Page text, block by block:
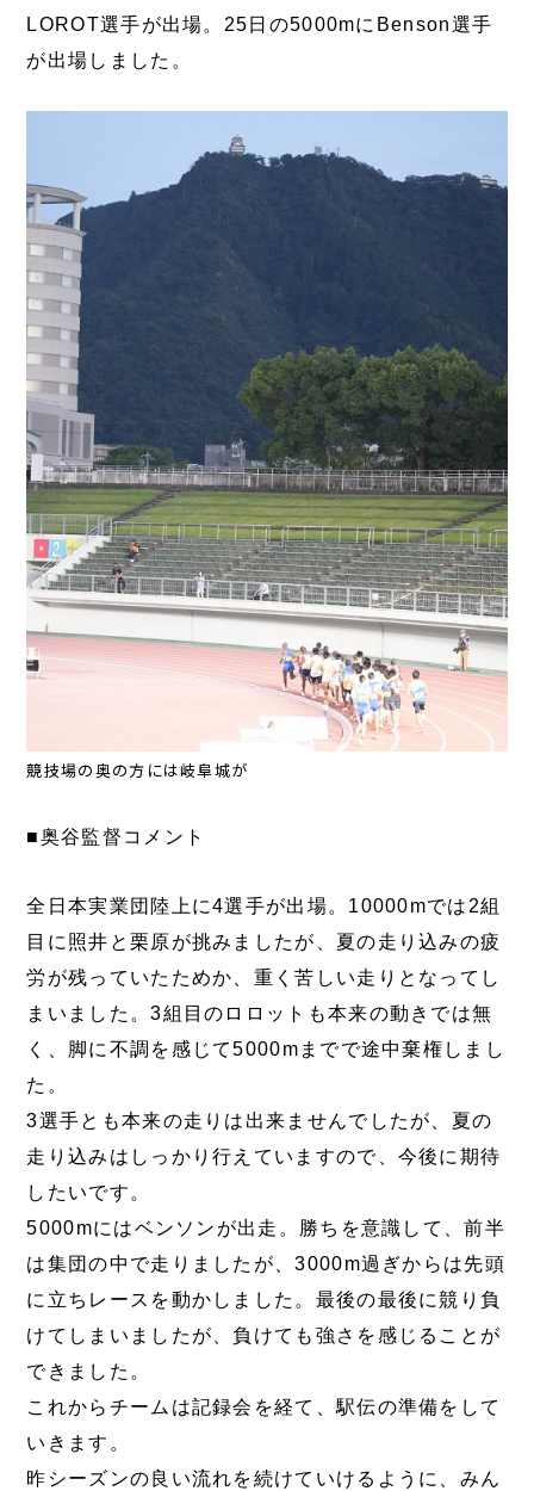
LOROT選手が出場。25日の5000mにBenson選手
が出場しました。
競技場の奥の方には岐阜城が
■奥谷監督コメント
全日本実業団陸上に4選手が出場。10000mでは2組
目に照井と栗原が挑みましたが、夏の走り込みの疲
労が残っていたためか、重く苦しい走りとなってし
まいました。3組目のロロットも本来の動きでは無
く、脚に不調を感じて5000mまでで途中棄権しまし
た。
3選手とも本来の走りは出来ませんでしたが、夏の
走り込みはしっかり行えていますので、今後に期待
したいです。
5000mにはベンソンが出走。勝ちを意識して、前半
は集団の中で走りましたが、3000m過ぎからは先頭
に立ちレースを動かしました。最後の最後に競り負
けてしまいましたが、負けても強さを感じることが
できました。
これからチームは記録会を経て、駅伝の準備をして
いきます。
昨シーズンの良い流れを続けていけるように、みん